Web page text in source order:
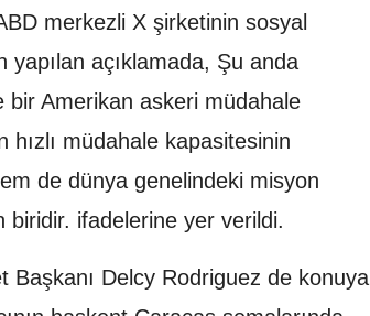
merkezli X şirketinin sosyal
açıklamada, Şu anda
bir Amerikan askeri müdahale
müdahale kapasitesinin
de dünya genelindeki misyon
biridir. ifadelerine yer verildi.
Başkanı Delcy Rodriguez de konuya